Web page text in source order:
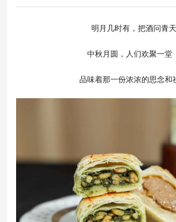
明月几时有，把酒问青天
中秋月圆，人们欢聚一堂
品味着那一份浓浓的思念和